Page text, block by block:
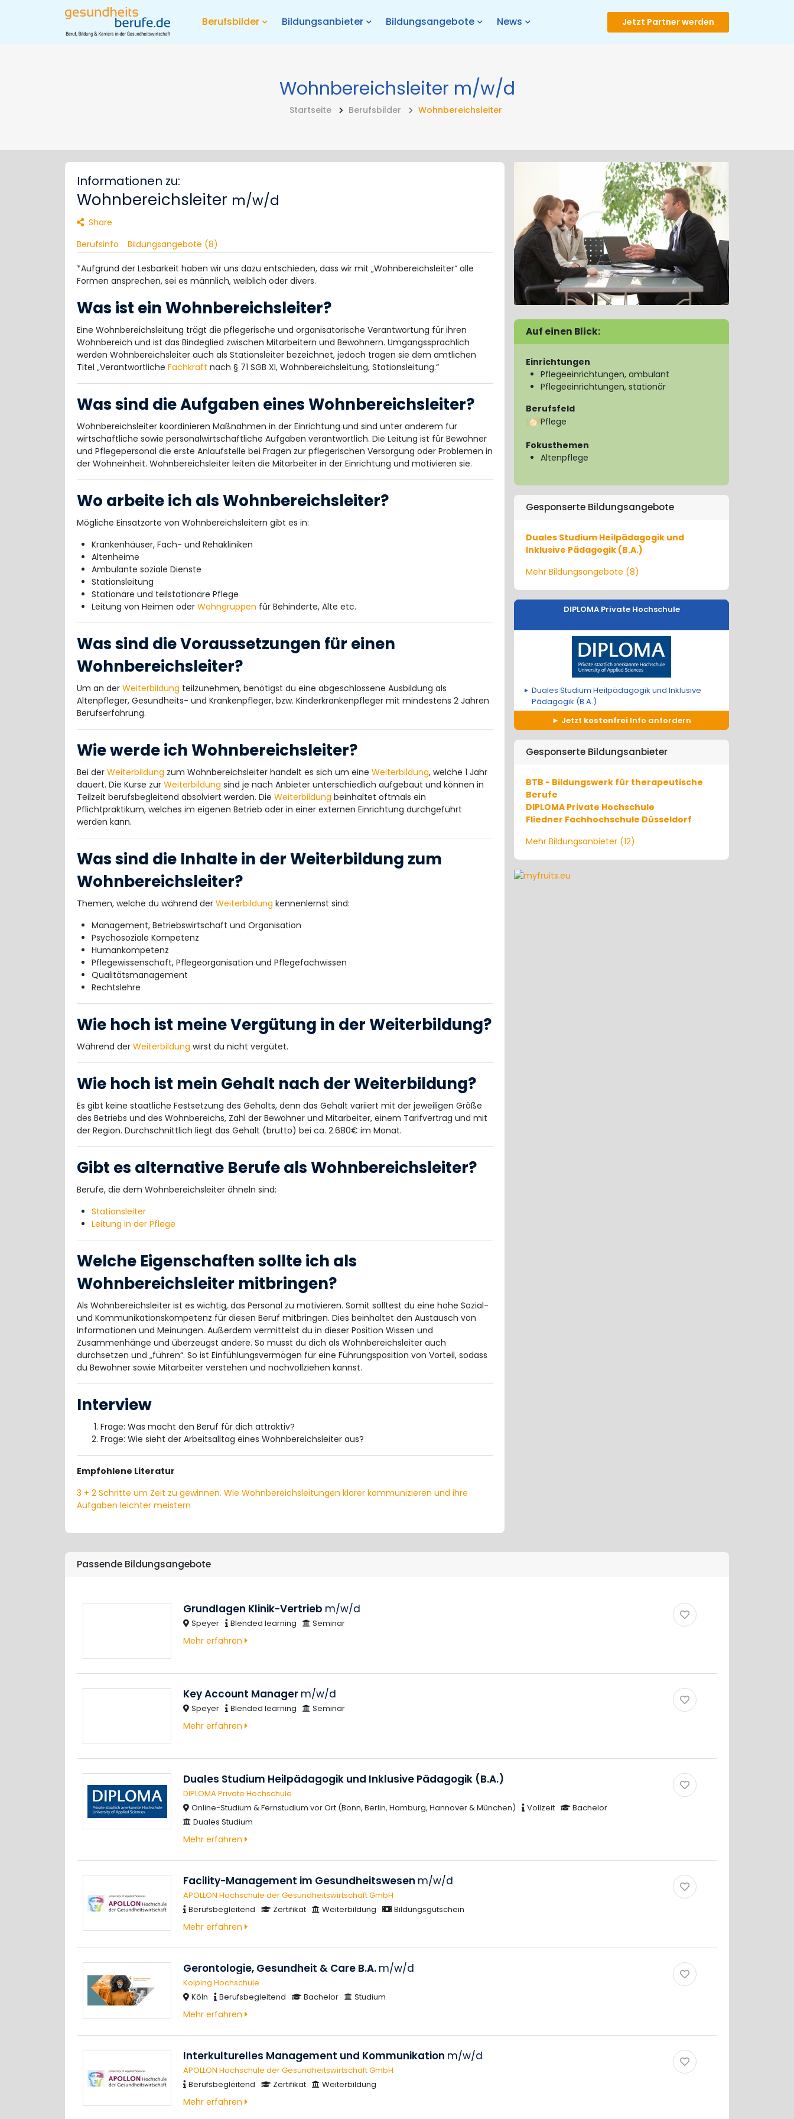
Berufsbilder Bildungsanbieter Bildungsangebote News Jetzt Partner werden
Wohnbereichsleiter m/w/d
Startseite Berufsbilder Wohnbereichsleiter
Auf einen Blick:
Einrichtungen
Pflegeeinrichtungen, ambulant
Pflegeeinrichtungen, stationär
Berufsfeld
Pflege
Fokusthemen
Altenpflege
Gesponserte Bildungsangebote
Duales Studium Heilpädagogik und
Inklusive Pädagogik (B.A.)
Mehr Bildungsangebote (8)
DIPLOMA Private Hochschule
Duales Studium Heilpädagogik und Inklusive
Pädagogik (B.A.)
Jetzt kostenfrei Info anfordern
Gesponserte Bildungsanbieter
BTB - Bildungswerk für therapeutische
Berufe
DIPLOMA Private Hochschule
Fliedner Fachhochschule Düsseldorf
Mehr Bildungsanbieter (12)
Informationen zu:
Wohnbereichsleiter m/w/d
Share
Berufsinfo
Bildungsangebote (8)
*Aufgrund der Lesbarkeit haben wir uns dazu entschieden, dass wir mit „Wohnbereichsleiter“ alle
Formen ansprechen, sei es männlich, weiblich oder divers.
Was ist ein Wohnbereichsleiter?
Eine Wohnbereichsleitung trägt die pflegerische und organisatorische Verantwortung für ihren
Wohnbereich und ist das Bindeglied zwischen Mitarbeitern und Bewohnern. Umgangssprachlich
werden Wohnbereichsleiter auch als Stationsleiter bezeichnet, jedoch tragen sie dem amtlichen
Titel „Verantwortliche Fachkraft nach § 71 SGB XI, Wohnbereichsleitung, Stationsleitung.“
Was sind die Aufgaben eines Wohnbereichsleiter?
Wohnbereichsleiter koordinieren Maßnahmen in der Einrichtung und sind unter anderem für
wirtschaftliche sowie personalwirtschaftliche Aufgaben verantwortlich. Die Leitung ist für Bewohner
und Pflegepersonal die erste Anlaufstelle bei Fragen zur pflegerischen Versorgung oder Problemen in
der Wohneinheit. Wohnbereichsleiter leiten die Mitarbeiter in der Einrichtung und motivieren sie.
Wo arbeite ich als Wohnbereichsleiter?
Mögliche Einsatzorte von Wohnbereichsleitern gibt es in:
Krankenhäuser, Fach- und Rehakliniken
Altenheime
Ambulante soziale Dienste
Stationsleitung
Stationäre und teilstationäre Pflege
Leitung von Heimen oder Wohngruppen für Behinderte, Alte etc.
Was sind die Voraussetzungen für einen
Wohnbereichsleiter?
Um an der Weiterbildung teilzunehmen, benötigst du eine abgeschlossene Ausbildung als
Altenpfleger, Gesundheits- und Krankenpfleger, bzw. Kinderkrankenpfleger mit mindestens 2 Jahren
Berufserfahrung.
Wie werde ich Wohnbereichsleiter?
Bei der Weiterbildung zum Wohnbereichsleiter handelt es sich um eine Weiterbildung, welche 1 Jahr
dauert. Die Kurse zur Weiterbildung sind je nach Anbieter unterschiedlich aufgebaut und können in
Teilzeit berufsbegleitend absolviert werden. Die Weiterbildung beinhaltet oftmals ein
Pflichtpraktikum, welches im eigenen Betrieb oder in einer externen Einrichtung durchgeführt
werden kann.
Was sind die Inhalte in der Weiterbildung zum
Wohnbereichsleiter?
Themen, welche du während der Weiterbildung kennenlernst sind:
Management, Betriebswirtschaft und Organisation
Psychosoziale Kompetenz
Humankompetenz
Pflegewissenschaft, Pflegeorganisation und Pflegefachwissen
Qualitätsmanagement
Rechtslehre
Wie hoch ist meine Vergütung in der Weiterbildung?
Während der Weiterbildung wirst du nicht vergütet.
Wie hoch ist mein Gehalt nach der Weiterbildung?
Es gibt keine staatliche Festsetzung des Gehalts, denn das Gehalt variiert mit der jeweiligen Größe
des Betriebs und des Wohnbereichs, Zahl der Bewohner und Mitarbeiter, einem Tarifvertrag und mit
der Region. Durchschnittlich liegt das Gehalt (brutto) bei ca. 2.680€ im Monat.
Gibt es alternative Berufe als Wohnbereichsleiter?
Berufe, die dem Wohnbereichsleiter ähneln sind:
Stationsleiter
Leitung in der Pflege
Welche Eigenschaften sollte ich als
Wohnbereichsleiter mitbringen?
Als Wohnbereichsleiter ist es wichtig, das Personal zu motivieren. Somit solltest du eine hohe Sozial-
und Kommunikationskompetenz für diesen Beruf mitbringen. Dies beinhaltet den Austausch von
Informationen und Meinungen. Außerdem vermittelst du in dieser Position Wissen und
Zusammenhänge und überzeugst andere. So musst du dich als Wohnbereichsleiter auch
durchsetzen und „führen“. So ist Einfühlungsvermögen für eine Führungsposition von Vorteil, sodass
du Bewohner sowie Mitarbeiter verstehen und nachvollziehen kannst.
Interview
Frage: Was macht den Beruf für dich attraktiv?
Frage: Wie sieht der Arbeitsalltag eines Wohnbereichsleiter aus?
Empfohlene Literatur
3 + 2 Schritte um Zeit zu gewinnen. Wie Wohnbereichsleitungen klarer kommunizieren und ihre
Aufgaben leichter meistern
Passende Bildungsangebote
Grundlagen Klinik-Vertrieb m/w/d
Speyer Blended learning Seminar
Mehr erfahren
Key Account Manager m/w/d
Speyer Blended learning Seminar
Mehr erfahren
Duales Studium Heilpädagogik und Inklusive Pädagogik (B.A.)
DIPLOMA Private Hochschule
Online-Studium & Fernstudium vor Ort (Bonn, Berlin, Hamburg, Hannover & München)
Vollzeit
Bachelor
Duales Studium
Mehr erfahren
Facility-Management im Gesundheitswesen m/w/d
APOLLON Hochschule der Gesundheitswirtschaft GmbH
Berufsbegleitend
Zertifikat Weiterbildung Bildungsgutschein
Mehr erfahren
Gerontologie, Gesundheit & Care B.A. m/w/d
Kolping Hochschule
Köln
Berufsbegleitend Bachelor Studium
Mehr erfahren
Interkulturelles Management und Kommunikation m/w/d
APOLLON Hochschule der Gesundheitswirtschaft GmbH
Berufsbegleitend
Zertifikat Weiterbildung
Mehr erfahren